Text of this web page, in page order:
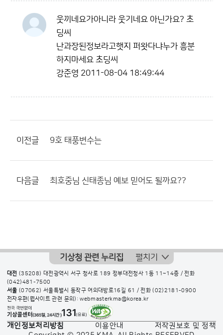
웃끼네요가아니라 웃기네요 아닌가요? 초
딩씨
난과장된정보라고햇지 퍼왓다냐누가 흥분
하지마세요 초딩씨
강준영 2011-08-04 18:49:44
이전글 9호 태풍변수는
다음글 최호중님 신태종님 예보 믿어도 될까요??
기상청 관련 누리집 펼치기
대전 (35208) 대전광역시 서구 청사로 189 정부대전청사 1동 11~14층 / 전화
(042)481-7500
서울 (07062) 서울특별시 동작구 여의대방로16길 61 / 전화(02)2181-0900
전자우편(웹사이트 관련 문의): webmasterkma@korea.kr
개인정보처리방침 이용안내
저작권보호 및 정책